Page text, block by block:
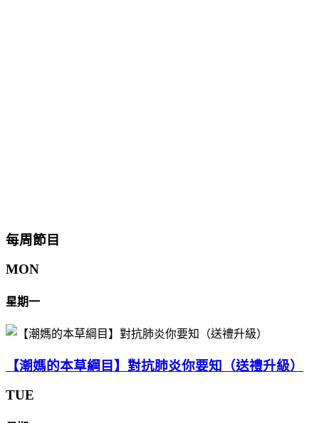
每周節目
MON
星期一
【潮媽的本草綱目】對抗肺炎你要知（送禮升級）
TUE